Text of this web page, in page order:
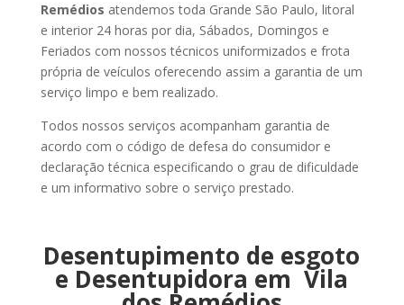
Remédios atendemos toda Grande São Paulo, litoral
e interior 24 horas por dia, Sábados, Domingos e
Feriados com nossos técnicos uniformizados e frota
própria de veículos oferecendo assim a garantia de um
serviço limpo e bem realizado.
Todos nossos serviços acompanham garantia de
acordo com o código de defesa do consumidor e
declaração técnica especificando o grau de dificuldade
e um informativo sobre o serviço prestado.
Desentupimento de esgoto
e Desentupidora em Vila